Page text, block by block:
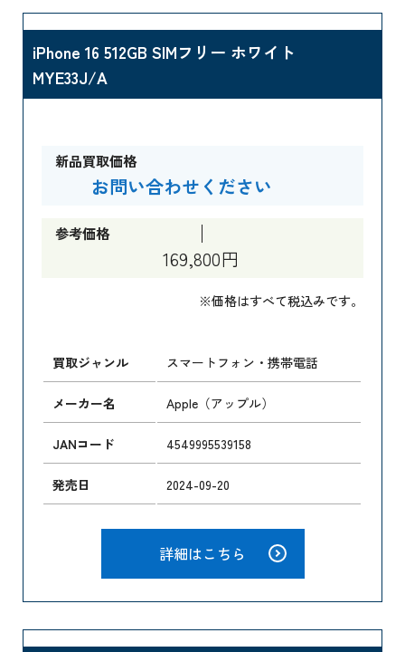
iPhone 16 512GB SIMフリー ホワイト
MYE33J/A
新品買取価格
お問い合わせください
参考価格
169,800円
※価格はすべて税込みです。
買取ジャンル スマートフォン・携帯電話
メーカー名 Apple（アップル）
JANコード 4549995539158
発売日 2024-09-20
詳細はこちら